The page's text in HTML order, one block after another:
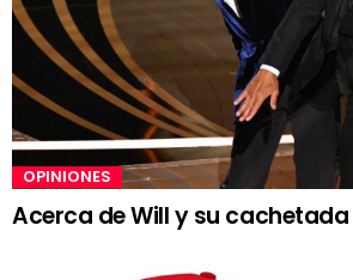
OPINIONES
Acerca de Will y su